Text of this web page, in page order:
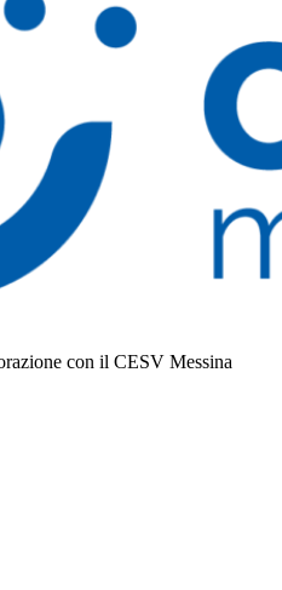
con il CESV Messina